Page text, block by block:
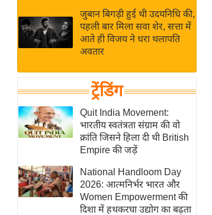
ई-पेपर
मिसाल बेमिसाल
शख्सियत
यंग इंडिया
साहित्य जगत
ऑटो वर्ल्ड
न्यूज ब्रीफ
मनोरंजन जगत
बॉलीवुड
हॉलीवुड
फिल्म समीक्षा
जुबान बिगड़ी हुई थी उदयनिधि की,
पहली बार मिला सवा शेर, सत्ता में
आते ही विजय ने धरा थलापति
अवतार
ट्रेंडिंग
Quit India Movement:
भारतीय स्वतंत्रता संग्राम की वो
क्रांति जिसने हिला दी थी British
Empire की जड़ें
National Handloom Day
2026: आत्मनिर्भर भारत और
Women Empowerment की
दिशा में हथकरघा उद्योग का बढ़ता